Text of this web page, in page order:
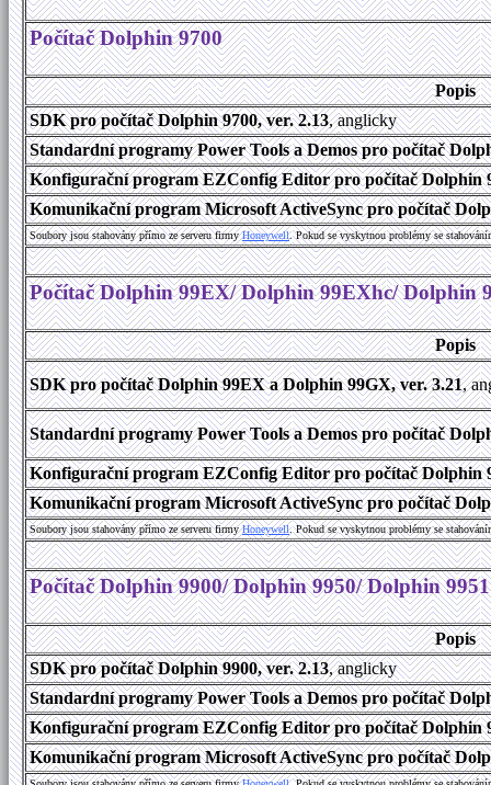
Počítač Dolphin 9700
Popis
SDK pro počítač Dolphin 9700, ver. 2.13, anglicky
Standardní programy Power Tools a Demos pro počítač
Konfigurační program EZConfig Editor pro počítač Dolphin
Komunikační program Microsoft ActiveSync pro počítač
Soubory jsou stahovány přímo ze serveru firmyHoneywell. Pokud se vyskytnou problémy se
Počítač Dolphin 99EX/ Dolphin 99EXhc/ Dolphin
Popis
SDK pro počítač Dolphin 99EX a Dolphin 99GX, ver. 3.21,
Standardní programy Power Tools a Demos pro počítač
Konfigurační program EZConfig Editor pro počítač Dolphin
Komunikační program Microsoft ActiveSync pro počítač
Soubory jsou stahovány přímo ze serveru firmyHoneywell. Pokud se vyskytnou problémy se
Počítač Dolphin 9900/ Dolphin 9950/ Dolphin 9951
Popis
SDK pro počítač Dolphin 9900, ver. 2.13, anglicky
Standardní programy Power Tools a Demos pro počítač
Konfigurační program EZConfig Editor pro počítač Dolphin
Komunikační program Microsoft ActiveSync pro počítač